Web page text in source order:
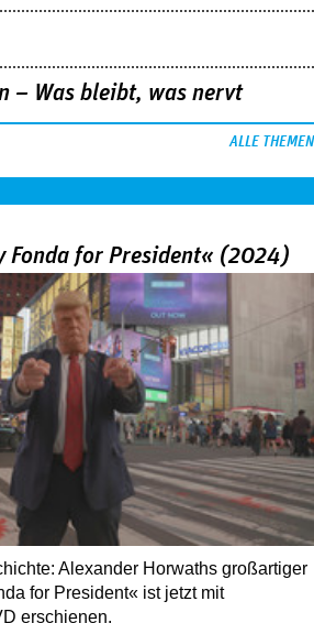
– Was bleibt, was nervt
ALLE THEMEN
Fonda for President« (2024)
Alexander Horwaths großartiger
for President« ist jetzt mit
erschienen.